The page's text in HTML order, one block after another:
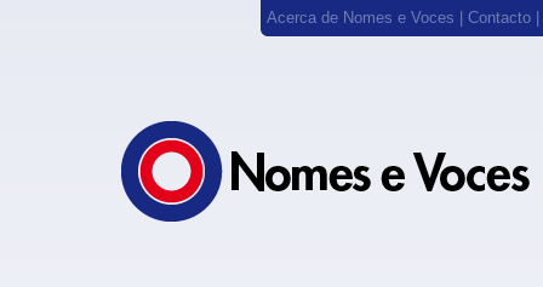
Acerca de Nomes e Voces Contacto